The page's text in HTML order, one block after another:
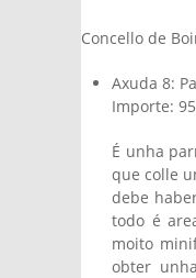
Concello de
Axuda 8:
Importe:
É unha
que colle
debe
todo é
moito
obter